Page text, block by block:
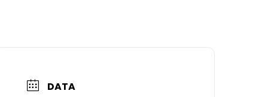
DATA